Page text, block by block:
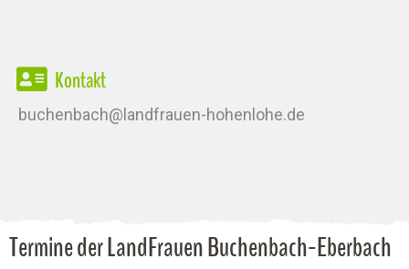
Kontakt
buchenbach@landfrauen-hohenlohe.de
Termine der LandFrauen Buchenbach-Eberbach